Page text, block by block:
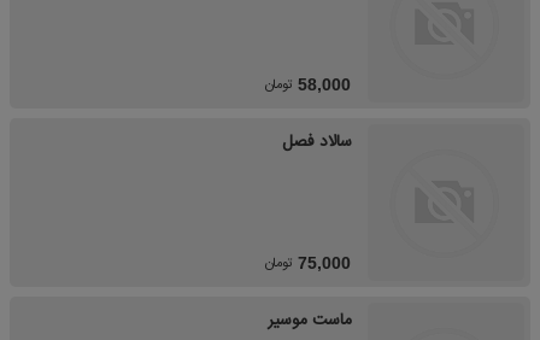
58,000 تومان
سالاد فصل
75,000 تومان
ماست موسیر